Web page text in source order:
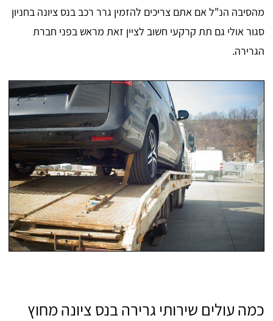
מהסיבה הנ"ל אם אתם צריכים להזמין גרר רכב בנס ציונה בחניון
סגור אולי גם תת קרקעי חשוב לציין זאת מראש בפני חברת
הגרירה.
כמה עולים שירותי גרירה בנס ציונה מחוץ